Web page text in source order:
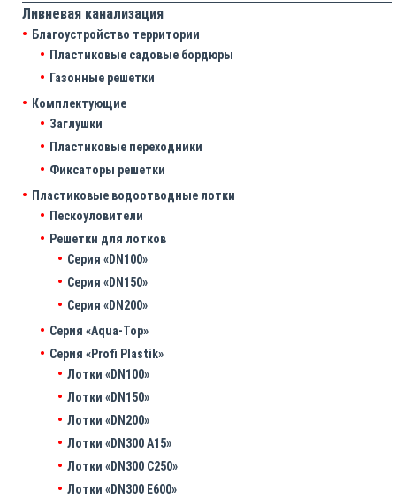
Ливневая канализация
Благоустройство территории
Пластиковые садовые бордюры
Газонные решетки
Комплектующие
Заглушки
Пластиковые переходники
Фиксаторы решетки
Пластиковые водоотводные лотки
Пескоуловители
Решетки для лотков
Серия «DN100»
Серия «DN150»
Серия «DN200»
Серия «Aqua-Top»
Серия «Profi Plastik»
Лотки «DN100»
Лотки «DN150»
Лотки «DN200»
Лотки «DN300 A15»
Лотки «DN300 C250»
Лотки «DN300 E600»